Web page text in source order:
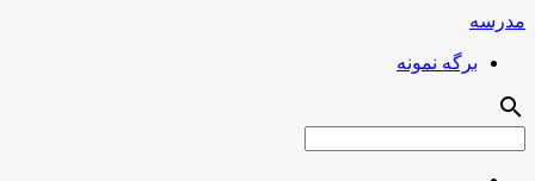
مدرسه
برگه نمونه
search